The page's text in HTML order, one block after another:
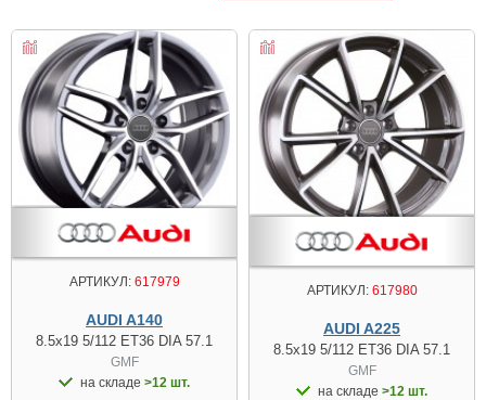
АРТИКУЛ:617979
AUDI A140
8.5x19 5/112 ET36 DIA 57.1
GMF
на складе >12 шт.
АРТИКУЛ:617980
AUDI A225
8.5x19 5/112 ET36 DIA 57.1
GMF
на складе >12 шт.